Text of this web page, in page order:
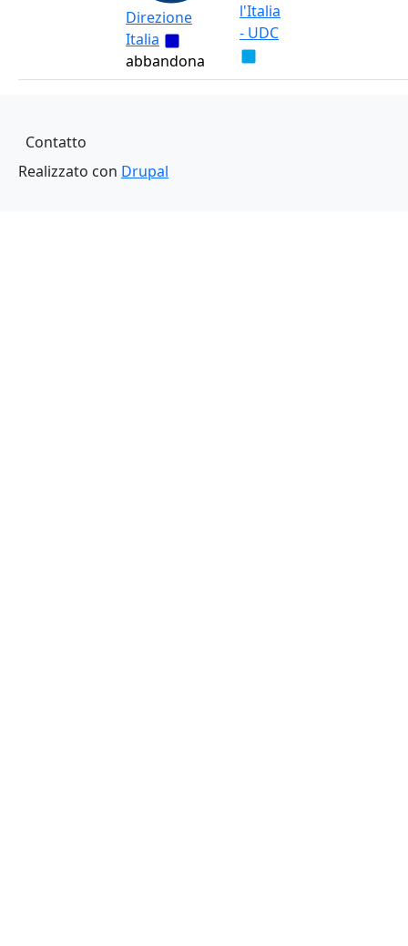
Direzione
Italia
abbandona
l'Italia
- UDC
Piè di pagina
Contatto
Realizzato con Drupal